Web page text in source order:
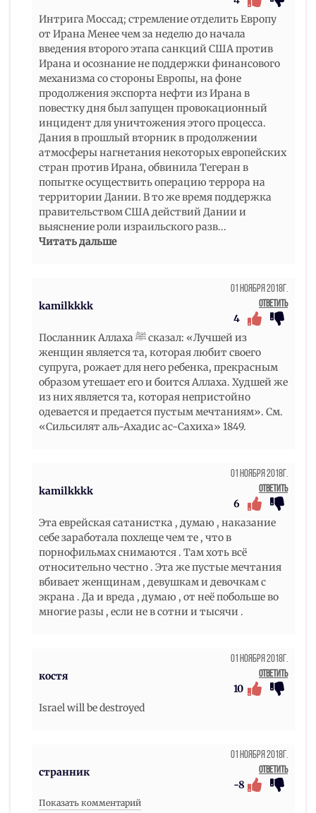
Интрига Моссад; стремление отделить Европу
от Ирана Менее чем за неделю до начала
введения второго этапа санкций США против
Ирана и осознание не поддержки финансового
механизма со стороны Европы, на фоне
продолжения экспорта нефти из Ирана в
повестку дня был запущен провокационный
инцидент для уничтожения этого процесса.
Дания в прошлый вторник в продолжении
атмосферы нагнетания некоторых европейских
стран против Ирана, обвинила Тегеран в
попытке осуществить операцию террора на
территории Дании. В то же время поддержка
правительством США действий Дании и
выяснение роли израильского разв...
Читать дальше
kamilkkkk
01 Ноября 2018г.
Ответить
4
Посланник Аллаха ﷺ сказал: «Лучшей из
женщин является та, которая любит своего
супруга, рожает для него ребенка, прекрасным
образом утешает его и боится Аллаха. Худшей же
из них является та, которая непристойно
одевается и предается пустым мечтаниям». См.
«Сильсилят аль-Ахадис ас-Сахиха» 1849.
kamilkkkk
01 Ноября 2018г.
Ответить
6
Эта еврейская сатанистка , думаю , наказание
себе заработала похлеще чем те , что в
порнофильмах снимаются . Там хоть всё
относительно честно . Эта же пустые мечтания
вбивает женщинам , девушкам и девочкам с
экрана . Да и вреда , думаю , от неё побольше во
многие разы , если не в сотни и тысячи .
костя
01 Ноября 2018г.
Ответить
10
Israel will be destroyed
странник
01 Ноября 2018г.
Ответить
-8
Показать комментарий